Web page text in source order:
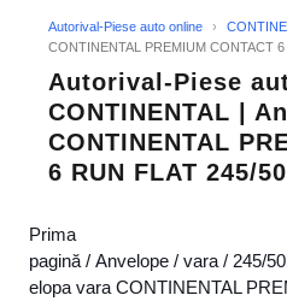
Autorival-Piese auto online ›
CONTINENTAL PREMIUM CONTACT
Autorival-Piese
CONTINENTAL |
CONTINENTAL
6 RUN FLAT 245/
Prima
pagină / Anvelope / vara / 245/
elopa vara CONTINENTAL